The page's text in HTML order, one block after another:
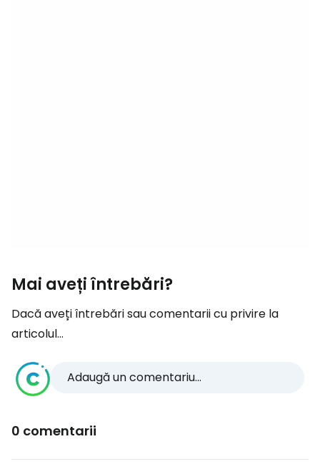
Mai aveți întrebări?
Dacă aveți întrebări sau comentarii cu privire la
articolul...
Adaugă un comentariu...
0 comentarii